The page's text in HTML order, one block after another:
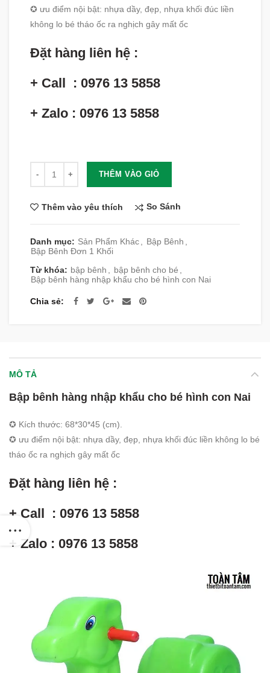
✪ ưu điểm nội bật: nhựa dầy, đẹp, nhựa khối đúc liền
không lo bé tháo ốc ra nghịch gây mất ốc
Đặt hàng liên hệ :
+ Call : 0976 13 5858
+ Zalo : 0976 13 5858
THÊM VÀO GIỎ
Thêm vào yêu thích So Sánh
Danh mục: Sản Phẩm Khác Bập Bênh
Bập Bênh Đơn 1 Khối
Từ khóa: bập bênh bập bênh cho bé
Bập bênh hàng nhập khẩu cho bé hình con Nai
Chia sẻ
MÔ TẢ
Bập bênh hàng nhập khẩu cho bé hình con Nai
✪ Kích thước: 68*30*45 (cm).
✪ ưu điểm nội bật: nhựa dầy, đẹp, nhựa khối đúc liền không lo bé
tháo ốc ra nghịch gây mất ốc
Đặt hàng liên hệ :
+ Call : 0976 13 5858
+ Zalo : 0976 13 5858